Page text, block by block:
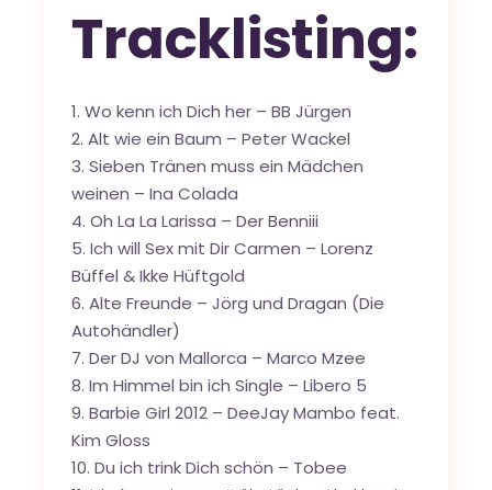
Tracklisting:
1. Wo kenn ich Dich her – BB Jürgen
2. Alt wie ein Baum – Peter Wackel
3. Sieben Tränen muss ein Mädchen
weinen – Ina Colada
4. Oh La La Larissa – Der Benniii
5. Ich will Sex mit Dir Carmen – Lorenz
Büffel & Ikke Hüftgold
6. Alte Freunde – Jörg und Dragan (Die
Autohändler)
7. Der DJ von Mallorca – Marco Mzee
8. Im Himmel bin ich Single – Libero 5
9. Barbie Girl 2012 – DeeJay Mambo feat.
Kim Gloss
10. Du ich trink Dich schön – Tobee